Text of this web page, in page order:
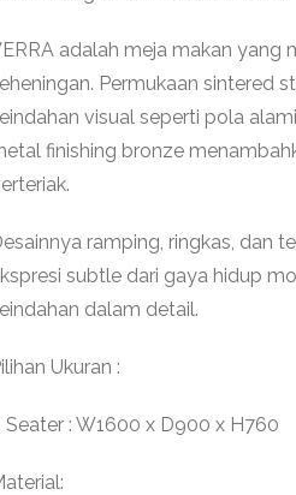
adalah meja makan yang
Permukaan sintered
visual seperti pola
finishing bronze
ramping, ringkas, dan
subtle dari gaya hidup
dalam detail.
Ukuran :
Seater : W1600 x D900 x H760